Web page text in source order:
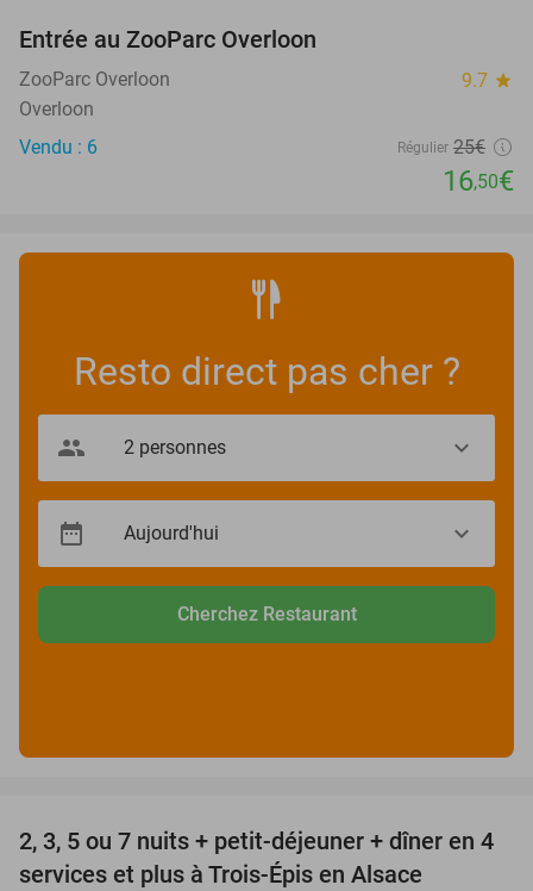
TODAY
Entrée au ZooParc Overloon
ZooParc Overloon 9.7 star
Overloon
Vendu : 6
Régulier 25€
16,50€
Resto direct pas cher ?
Cherchez Restaurant
44%
2, 3, 5 ou 7 nuits + petit-déjeuner + dîner en 4
services et plus à Trois-Épis en Alsace